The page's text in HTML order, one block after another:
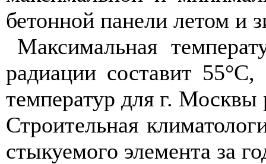
бетонной панели летом и
Максимальная
радиации составит
температур для г.
Строительная
стыкуемого элемента за